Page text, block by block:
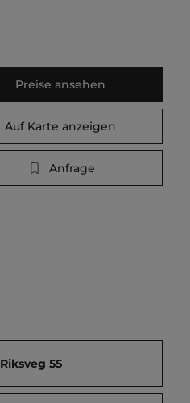
Preise ansehen
Auf Karte anzeigen
Anfrage
Riksveg 55